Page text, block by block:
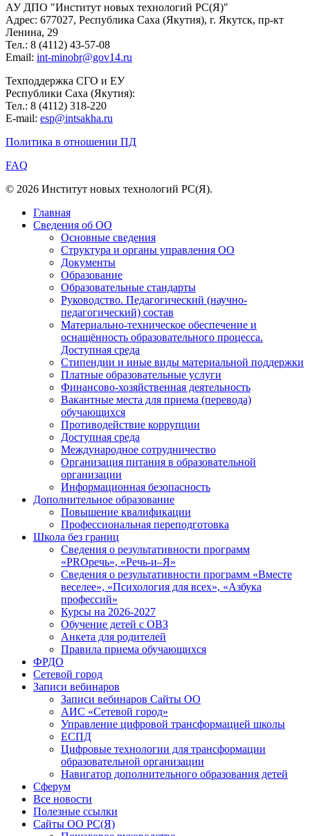
АУ ДПО "Институт новых технологий РС(Я)"
Адрес: 677027, Республика Саха (Якутия), г. Якутск, пр-кт
Ленина, 29
Тел.: 8 (4112) 43-57-08
Email: int-minobr@gov14.ru
Техподдержка СГО и ЕУ
Республики Саха (Якутия):
Тел.: 8 (4112) 318-220
E-mail: esp@intsakha.ru
Политика в отношении ПД
FAQ
© 2026 Институт новых технологий РС(Я).
Главная
Сведения об ОО
Основные сведения
Структура и органы управления ОО
Документы
Образование
Образовательные стандарты
Руководство. Педагогический (научно-
педагогический) состав
Материально-техническое обеспечение и
оснащённость образовательного процесса.
Доступная среда
Стипендии и иные виды материальной поддержки
Платные образовательные услуги
Финансово-хозяйственная деятельность
Вакантные места для приема (перевода)
обучающихся
Противодействие коррупции
Доступная среда
Международное сотрудничество
Организация питания в образовательной
организации
Информационная безопасность
Дополнительное образование
Повышение квалификации
Профессиональная переподготовка
Школа без границ
Сведения о результативности программ
«PROречь», «Речь-и–Я»
Сведения о результативности программ «Вместе
веселее», «Психология для всех», «Азбука
профессий»
Курсы на 2026-2027
Обучение детей с ОВЗ
Анкета для родителей
Правила приема обучающихся
ФРДО
Сетевой город
Записи вебинаров
Записи вебинаров Сайты ОО
АИС «Сетевой город»
Управление цифровой трансформацией школы
ЕСПД
Цифровые технологии для трансформации
образовательной организации
Навигатор дополнительного образования детей
Сферум
Все новости
Полезные ссылки
Сайты ОО РС(Я)